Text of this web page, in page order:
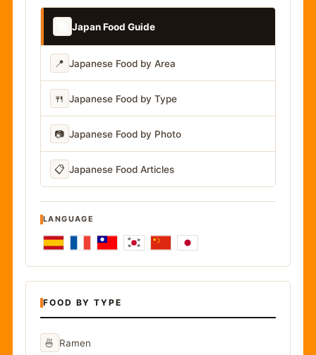
Japan Food Guide
📍 Japanese Food by Area
🍴 Japanese Food by Type
📷 Japanese Food by Photo
📋 Japanese Food Articles
LANGUAGE
FOOD BY TYPE
🍜 Ramen